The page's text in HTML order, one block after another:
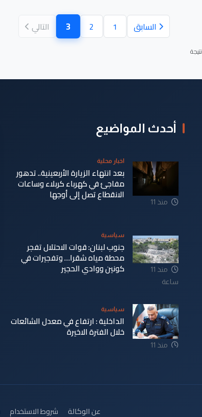
السابق 1
2
3(الصفحة الحالية)
التالي
نتيجة
أحدث المواضيع
منذ 11
اخبار محلية
بعد انتهاء الزيارة الأربعينية.. تدهور
مفاجئ في كهرباء كربلاء وساعات
الانقطاع تصل إلى أوجها
منذ 11
ساعة
سياسية
جنوب لبنان: قوات الاحتلال تفجر
محطة مياه شقرا… وتفجيرات في
كونين ووادي الحجير
منذ 11
سياسية
الداخلية : ارتفاع في معدل الشائعات
خلال الفترة الاخيرة
عن الوكالة شروط الاستخدام